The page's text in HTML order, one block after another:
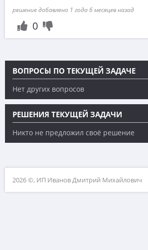
решение добавлено 1 года 6 месяцев назад
0
ВОПРОСЫ ПО ТЕКУЩЕЙ ЗАДАЧЕ
Нет других вопросов
РЕШЕНИЯ ТЕКУЩЕЙ ЗАДАЧИ
Никто не предложил своё решение
2026 ©, ИП Иванов Дмитрий Михайлович